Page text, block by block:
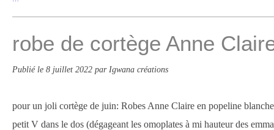
robe de cortège Anne
Publié le 8 juillet 2022 par Igwana créations
pour un joli cortège de juin: Robes Anne Claire en popeline
petit V dans le dos (dégageant les omoplates à mi hauteur des